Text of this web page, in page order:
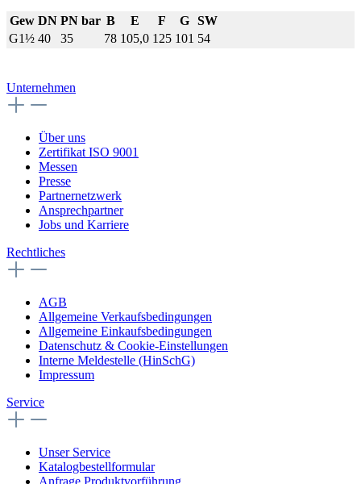
Gew DN PN bar B E F G SW
G1½ 40 35 78 105,0 125 101 54
Unternehmen
Über uns
Zertifikat ISO 9001
Messen
Presse
Partnernetzwerk
Ansprechpartner
Jobs und Karriere
Rechtliches
AGB
Allgemeine Verkaufsbedingungen
Allgemeine Einkaufsbedingungen
Datenschutz & Cookie-Einstellungen
Interne Meldestelle (HinSchG)
Impressum
Service
Unser Service
Katalogbestellformular
Anfrage Produktvorführung